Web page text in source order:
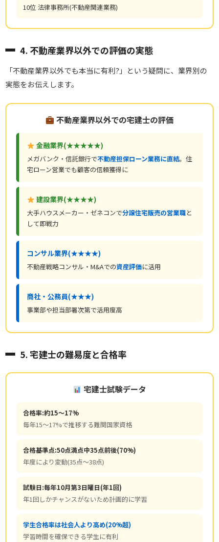
10位 法律事務所(不動産関連業務)
4. 不動産業界以外での評価の実態
「不動産業界以外でも本当に有利?」という疑問に、業界別の
実態をお伝えします。
不動産業界以外での宅建士の評価
金融業界(★★★★★)
メガバンク・信託銀行で不動産担保ローン業務に直結。住
宅ローン営業でも顧客の信頼獲得に
建設業界(★★★★)
大手ハウスメーカー・ゼネコンで分譲住宅販売の営業職と
して即戦力
コンサル業界(★★★★)
不動産戦略コンサル・M&Aでの資産評価に活用
商社・公務員(★★★)
事業部や担当部署次第で活用度高
5. 宅建士の難易度と合格率
宅建士試験データ
合格率:約15〜17%
毎年15〜17%で推移する難関国家資格
合格基準点:50点満点中35点前後(70%)
年度により変動(35点〜38点)
試験日:毎年10月第3日曜日(年1回)
年1回しかチャンスがないため計画的に学習
学生合格率は社会人より高め(20%超)
学習時間を確保できる学生に有利